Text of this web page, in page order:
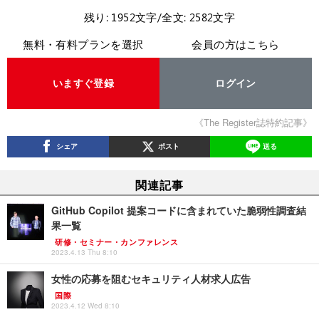
残り: 1952文字/全文: 2582文字
無料・有料プランを選択
いますぐ登録
会員の方はこちら
ログイン
《The Register誌特約記事》
シェア ポスト 送る
関連記事
GitHub Copilot 提案コードに含まれていた脆弱性調査結
果一覧
研修・セミナー・カンファレンス
2023.4.13 Thu 8:10
女性の応募を阻むセキュリティ人材求人広告
国際
2023.4.12 Wed 8:10